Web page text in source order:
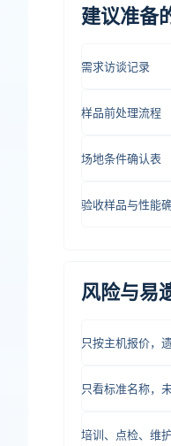
建议准备
需求访谈记录
样品前处理流程
场地条件确认表
验收样品与性能
风险与易
只按主机报价，
只看标准名称，
培训、点检、维